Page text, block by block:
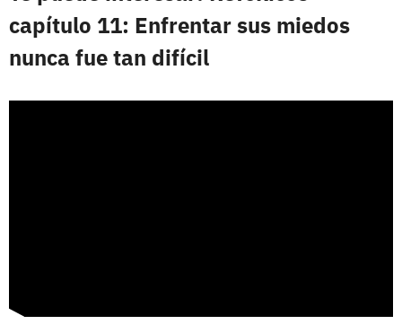
capítulo 11: Enfrentar sus miedos
nunca fue tan difícil